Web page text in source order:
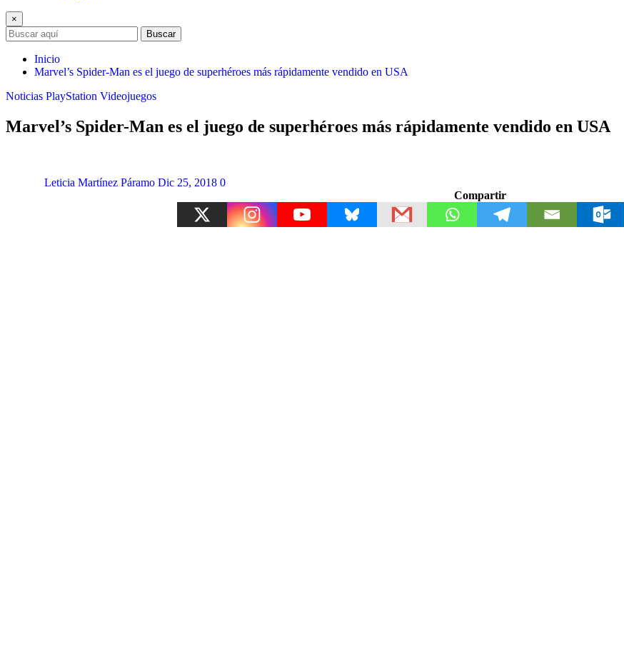
×
Buscar
Inicio
Marvel’s Spider-Man es el juego de superhéroes más rápidamente vendido en USA
Noticias PlayStation Videojuegos
Marvel’s Spider-Man es el juego de superhéroes más rápidamente vendido en USA
Leticia Martínez Páramo Dic 25, 2018 0
Compartir